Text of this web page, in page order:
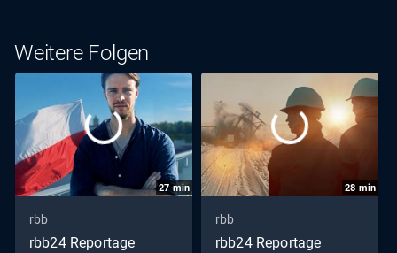
Herausforderungen. Parallel beleuchten wir den
Generationenwechsel im Fanlager – von den „alten“
Erstligazeiten bis zur jungen Fankultur. Film von Phillipp
Manske | Erstsendung: 01.08.2026 (rbb)
Weitere Folgen
27min
rbb
rbb24 Reportage
28 min
rbb
rbb24 Reportage